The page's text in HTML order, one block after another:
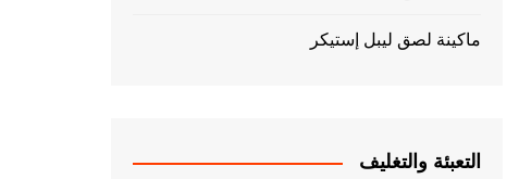
ماكينة لصق ليبل إستيكر
التعبئة والتغليف